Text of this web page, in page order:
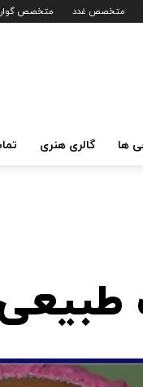
متخصص غدد متخصص
ها گالری هنری